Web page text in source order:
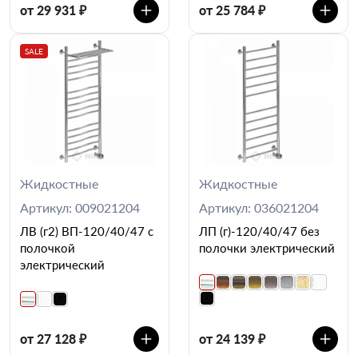
от 29 931 ₽ от 25 784 ₽
SALE
Жидкостные
Артикул: 009021204
ЛВ (г2) ВП-120/40/47 с
полочкой
электрический
от 27 128 ₽
Жидкостные
Артикул: 036021204
ЛП (г)-120/40/47 без
полочки электрический
от 24 139 ₽